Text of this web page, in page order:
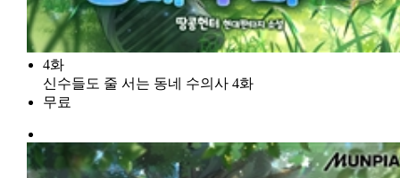
4화
신수들도 줄 서는 동네 수의사 4화
무료